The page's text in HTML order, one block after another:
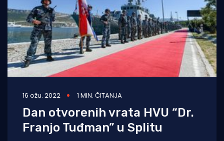
16 ožu. 2022 1 MIN. ČITANJA
Dan otvorenih vrata HVU “Dr.
Franjo Tuđman” u Splitu